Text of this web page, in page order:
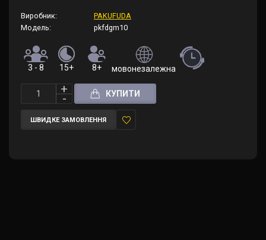
Виробник:
PAKUFUDA
Модель:
pkfdgm10
3 - 8 15+ 8+ мовонезалежна (правила
КУПИТИ
ШВИДКЕ ЗАМОВЛЕННЯ